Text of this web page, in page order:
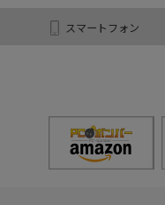
スマートフォン